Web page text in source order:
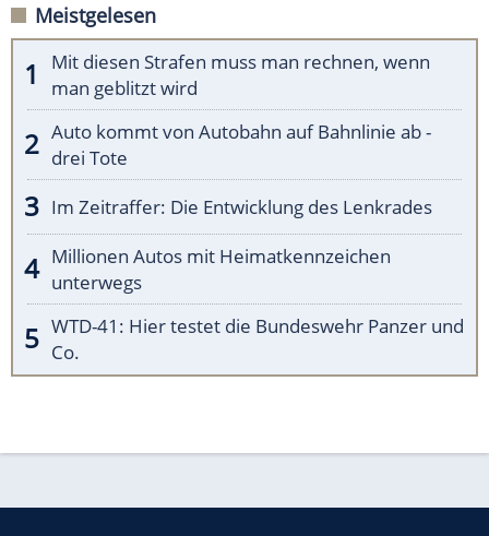
Meistgelesen
Mit diesen Strafen muss man rechnen, wenn
man geblitzt wird
Auto kommt von Autobahn auf Bahnlinie ab -
drei Tote
Im Zeitraffer: Die Entwicklung des Lenkrades
Millionen Autos mit Heimatkennzeichen
unterwegs
WTD-41: Hier testet die Bundeswehr Panzer und
Co.